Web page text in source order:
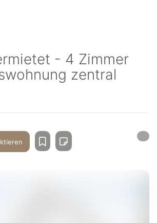
- 4 Zimmer
zentral